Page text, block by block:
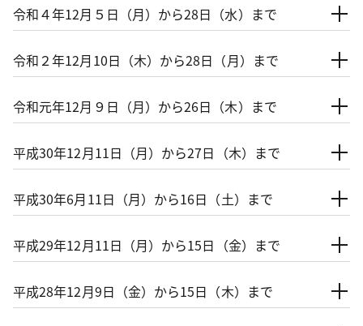
令和４年12月５日（月）から28日（水）まで
令和２年12月10日（木）から28日（月）まで
令和元年12月９日（月）から26日（木）まで
平成30年12月11日（月）から27日（木）まで
平成30年6月11日（月）から16日（土）まで
平成29年12月11日（月）から15日（金）まで
平成28年12月9日（金）から15日（木）まで